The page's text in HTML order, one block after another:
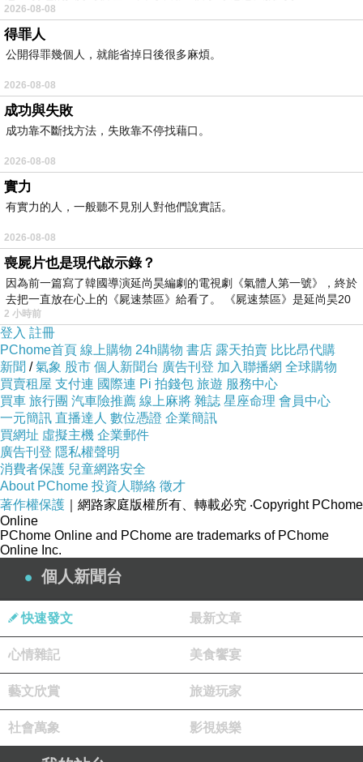
口是心非...
刀子嘴豆腐心...
這兩句話是我二專同學常常跟我說ㄉ兩句話....
他們都這麼說我!!
其實我也不否認這點!!
因為我真ㄉ是降子ㄉ我!!
跟人家吵架明明就已經原諒對方ㄌ...
可是還是要嘴硬心軟~口是心非~
女人啊!!
這就是女人~~~~~
我就是降子ㄉ女人!!
你懂ㄌ嗎???
2026-08-08
得罪人
公開得罪幾個人，就能省掉日後很多麻煩。
2026-08-08
成功與失敗
成功靠不斷找方法，失敗靠不停找藉口。
2026-08-08
實力
有實力的人，一般聽不見別人對他們說實話。
2026-08-08
喪屍片也是現代啟示錄？
因為前一篇寫了韓國導演延尚昊編劇的電視劇《氣體人第一號》，終於
去把一直放在心上的《屍速禁區》給看了。 《屍速禁區》是延尚昊20
2 小時前
登入 註冊
PChome首頁 線上購物 24h購物 書店 露天拍賣 比比昂代購
新聞 /氣象 股市 個人新聞台 廣告刊登 加入聯播網 全球購物
買賣租屋 支付連 國際連 Pi 拍錢包 旅遊 服務中心
買車 旅行團 汽車險推薦 線上麻將 雜誌 星座命理 會員中心
一元簡訊 直播達人 數位憑證 企業簡訊
買網址 虛擬主機 企業郵件
廣告刊登 隱私權聲明
消費者保護 兒童網路安全
About PChome 投資人聯絡 徵才
著作權保護 ｜網路家庭版權所有、轉載必究 ‧Copyright PChome
Online
PChome Online and PChome are trademarks of PChome
Online Inc.
個人新聞台
快速發文 最新文章
心情雜記 美食饗宴
藝文欣賞 旅遊玩家
社會萬象 影視娛樂